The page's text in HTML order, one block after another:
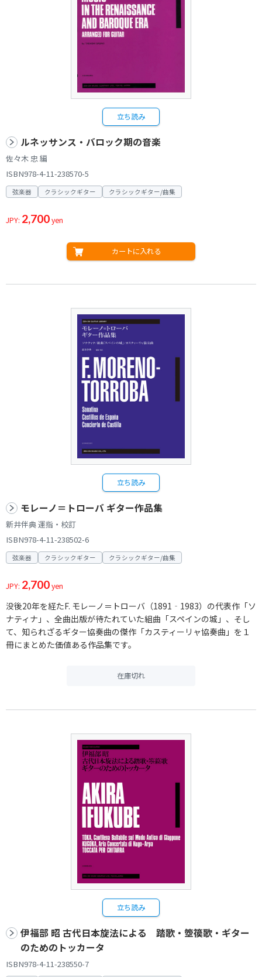
立ち読み
ルネッサンス・バロック期の音楽
佐々木 忠 編
ISBN978-4-11-238570-5
弦楽器 クラシックギター クラシックギター/曲集
JPY: 2,700yen
カートに入れる
立ち読み
モレーノ＝トローバ ギター作品集
新井伴典 運指・校訂
ISBN978-4-11-238502-6
弦楽器 クラシックギター クラシックギター/曲集
JPY: 2,700yen
没後20年を経たF. モレーノ＝トローバ（1891‐1983）の代表作「ソ
ナティナ」、全曲出版が待たれていた組曲「スペインの城」、そし
て、知られざるギター協奏曲の傑作「カスティーリャ協奏曲」を１
冊にまとめた価値ある作品集です。
在庫切れ
立ち読み
伊福部 昭 古代日本旋法による 踏歌・箜篌歌・ギター
のためのトッカータ
ISBN978-4-11-238550-7